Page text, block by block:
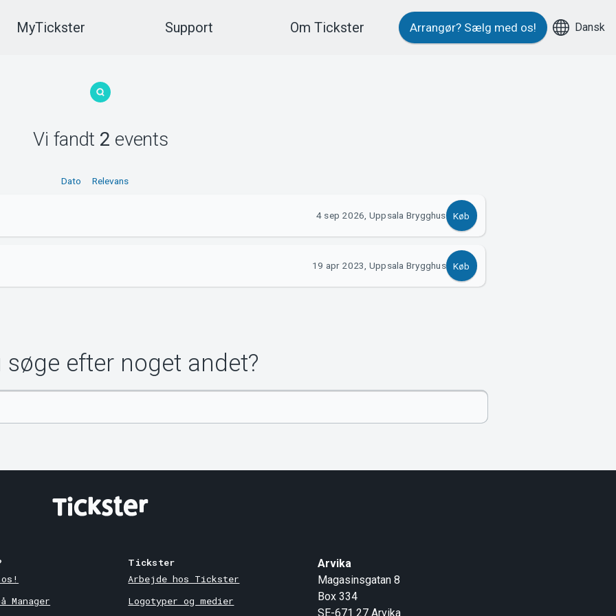
MyTickster Support Om Tickster Arrangør? Sælg med os! Dansk
Vi fandt 2 events
Dato Relevans
4 sep 2026, Uppsala Brygghus Køb
19 apr 2023, Uppsala Brygghus Køb
søge efter noget andet?
Manager
Tickster
Arbejde hos Tickster
Logotyper og medier
Arvika
Magasinsgatan 8
Box 334
SE-671 27 Arvika